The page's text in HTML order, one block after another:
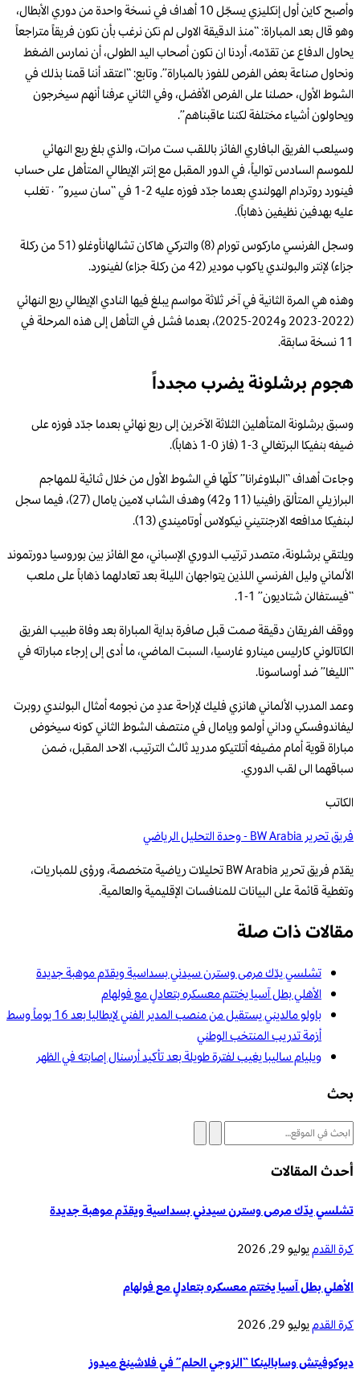
وأصبح كاين أول إنكليزي يسجّل 10 أهداف في نسخة واحدة من دوري الأبطال،
وهو قال بعد المباراة: “منذ الدقيقة الاولى لم نكن نرغب بأن نكون فريقاً متراجعاً
يحاول الدفاع عن تقدّمه، أردنا ان نكون أصحاب اليد الطولى، أن نمارس الضغط
ونحاول صناعة بعض الفرص للفوز بالمباراة”. وتابع: “اعتقد أننا قمنا بذلك في
الشوط الأول، حصلنا على الفرص الأفضل، وفي الثاني عرفنا أنهم سيخرجون
ويحاولون أشياء مختلفة لكننا عاقبناهم”.
وسيلعب الفريق البافاري الفائز باللقب ست مرات، والذي بلغ ربع النهائي
للموسم السادس توالياً، في الدور المقبل مع إنتر الإيطالي المتأهل على حساب
فينورد روتردام الهولندي بعدما جدّد فوزه عليه 2-1 في “سان سيرو” ٠تغلب
عليه بهدفين نظيفين ذهاباً).
وسجل الفرنسي ماركوس تورام (8) والتركي هاكان تشالهانأوغلو (51 من ركلة
جزاء) لإنتر والبولندي ياكوب مودير (42 من ركلة جزاء) لفينورد.
وهذه هي المرة الثانية في آخر ثلاثة مواسم يبلغ فيها النادي الإيطالي ربع النهائي
(2022-2023 و2024-2025)، بعدما فشل في التأهل إلى هذه المرحلة في
11 نسخة سابقة.
هجوم برشلونة يضرب مجدداً
وسبق برشلونة المتأهلين الثلاثة الآخرين إلى ربع نهائي بعدما جدّد فوزه على
ضيفه بنفيكا البرتغالي 3-1 (فاز 0-1 ذهاباً).
وجاءت أهداف “البلاوغرانا” كلّها في الشوط الأول من خلال ثنائية للمهاجم
البرازيلي المتألق رافينيا (11 و42) وهدف الشاب لامين يامال (27)، فيما سجل
لبنفيكا مدافعه الارجنتيني نيكولاس أوتاميندي (13).
ويلتقي برشلونة، متصدر ترتيب الدوري الإسباني، مع الفائز بين بوروسيا دورتموند
الألماني وليل الفرنسي اللذين يتواجهان الليلة بعد تعادلهما ذهاباً على ملعب
“فيستفالن شتاديون” 1-1.
ووقف الفريقان دقيقة صمت قبل صافرة بداية المباراة بعد وفاة طبيب الفريق
الكاتالوني كارليس مينارو غارسيا، السبت الماضي، ما أدى إلى إرجاء مباراته في
“الليغا” ضد أوساسونا.
وعمد المدرب الألماني هانزي فليك لإراحة عددٍ من نجومه أمثال البولندي روبرت
ليفاندوفسكي وداني أولمو ويامال في منتصف الشوط الثاني كونه سيخوض
مباراة قوية أمام مضيفه أتلتيكو مدريد ثالث الترتيب، الاحد المقبل، ضمن
سباقهما الى لقب الدوري.
الكاتب
فريق تحرير BW Arabia - وحدة التحليل الرياضي
يقدّم فريق تحرير BW Arabia تحليلات رياضية متخصصة، ورؤى للمباريات،
وتغطية قائمة على البيانات للمنافسات الإقليمية والعالمية.
مقالات ذات صلة
تشلسي يدّك مرمى وسترن سيدني بسداسية ويقدّم موهبة جديدة
الأهلي بطل آسيا يختتم معسكره بتعادلٍ مع فولهام
باولو مالديني يستقيل من منصب المدير الفني لإيطاليا بعد 16 يوماً وسط
أزمة تدريب المنتخب الوطني
ويليام ساليبا يغيب لفترة طويلة بعد تأكيد أرسنال إصابته في الظهر
بحث
أحدث المقالات
تشلسي يدّك مرمى وسترن سيدني بسداسية ويقدّم موهبة جديدة
كرة القدميوليو 29, 2026
الأهلي بطل آسيا يختتم معسكره بتعادلٍ مع فولهام
كرة القدميوليو 29, 2026
ديوكوفيتش وسابالينكا “الزوجي الحلم” في فلاشينغ ميدوز